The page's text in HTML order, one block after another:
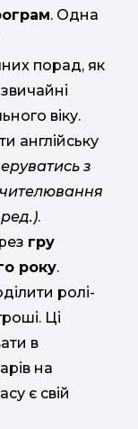
. Одна
порад, як
віку.
англійську
з
ред.).
гру
року.
ролі-
Ці
в
на
є свій